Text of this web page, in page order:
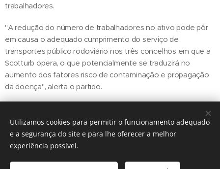
trabalhadores.
"A redução do número de trabalhadores no ativo pode pôr
em causa o adequado cumprimento do serviço de
transportes público rodoviário nos três concelhos em que a
Scotturb opera, o que potencialmente se traduzirá no
aumento dos fatores risco de contaminação e propagação
da doença", alerta o partido.
Share
Utilizamos cookies para permitir o funcionamento adequado
e a segurança do site e para lhe oferecer a melhor
experiência possível.